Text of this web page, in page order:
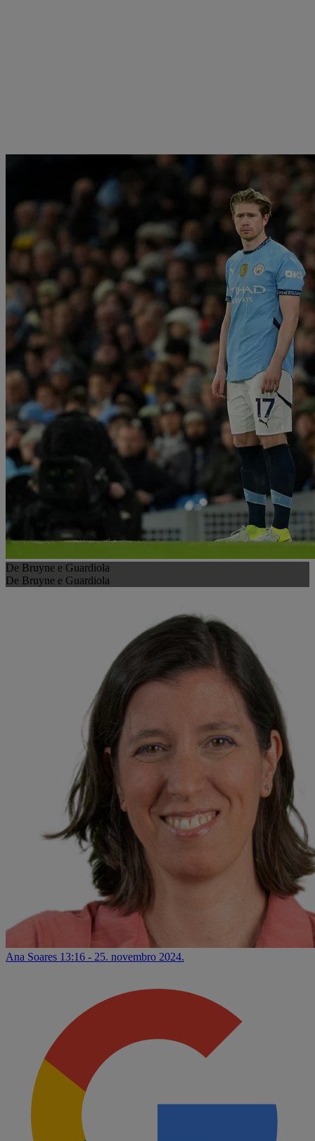
De Bruyne e Guardiola
De Bruyne e Guardiola
Ana Soares 13:16 - 25. novembro 2024.